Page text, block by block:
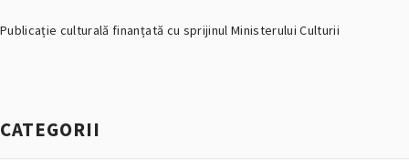
Publicație culturală finanțată cu sprijinul Ministerului Culturii
CATEGORII